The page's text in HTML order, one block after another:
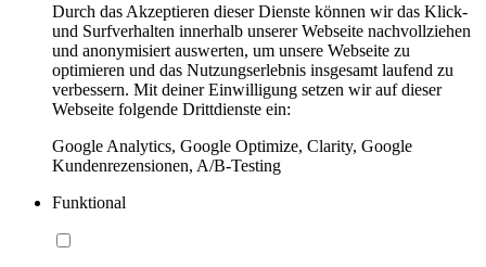
Durch das Akzeptieren dieser Dienste können wir das Klick-
und Surfverhalten innerhalb unserer Webseite nachvollziehen
und anonymisiert auswerten, um unsere Webseite zu
optimieren und das Nutzungserlebnis insgesamt laufend zu
verbessern. Mit deiner Einwilligung setzen wir auf dieser
Webseite folgende Drittdienste ein:
Google Analytics, Google Optimize, Clarity, Google
Kundenrezensionen, A/B-Testing
Funktional